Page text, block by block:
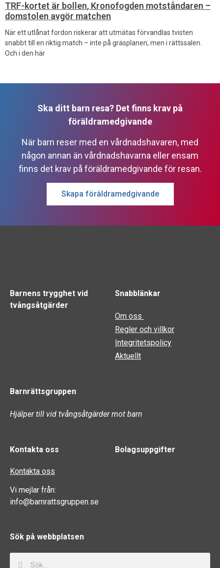
TRF-kortet är bollen, Kronofogden motståndaren –
domstolen avgör matchen
När ett utlånat fordon riskerar att utmätas förvandlas tvisten
snabbt till en riktig match – inte på gräsplanen, men i rättssalen.
Och i den här
Ska ditt barn resa? Det finns krav på
föräldramedgivande
När barn reser med en vårdnadshavaren, med
någon annan än vårdnadshavarna eller ensam
finns det krav på föräldramedgivande för resan.
Skapa föräldramedgivande
Barnens trygghet vid
tvångsåtgärder
Snabblänkar
Om oss
Regler och villkor
Integritetspolicy
Aktuellt
Barnrättsgruppen
Hjälper till vid tvångsåtgärder mot barn
Kontakta oss
Kontakta oss
Vi mejlar från:
info@barnrattsgruppen.se
Bolagsuppgifter
Sök på webbplatsen